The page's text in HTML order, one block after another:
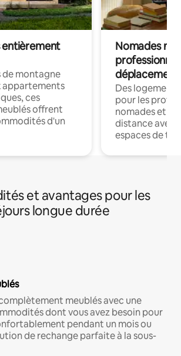
de montagne
appartements
ces
offrent
d'un
Nomades
déplacement
Des
pour les
nomades et
distance avec
espaces de
et avantages pour les
longue durée
meublés avec une
dont vous avez besoin pour
pendant un mois ou
de rechange parfaite à la sous-